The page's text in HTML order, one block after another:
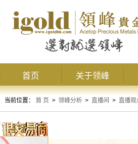
首页 关于领峰
当前位置： 首 页 > 领峰分析 > 直播间 > 直播观
直播观点